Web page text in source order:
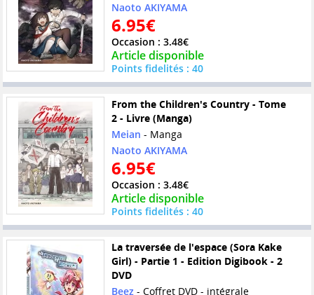
Naoto AKIYAMA
6.95€
Occasion : 3.48€
Article disponible
Points fidelités : 40
From the Children's Country - Tome
2 - Livre (Manga)
Meian - Manga
Naoto AKIYAMA
6.95€
Occasion : 3.48€
Article disponible
Points fidelités : 40
La traversée de l'espace (Sora Kake
Girl) - Partie 1 - Edition Digibook - 2
DVD
Beez- Coffret DVD - intégrale